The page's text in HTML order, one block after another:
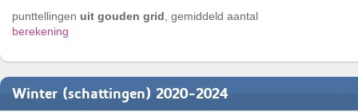
punttellingen uit gouden grid , gemiddeld aantal
berekening
Winter (schattingen) 2020-2024